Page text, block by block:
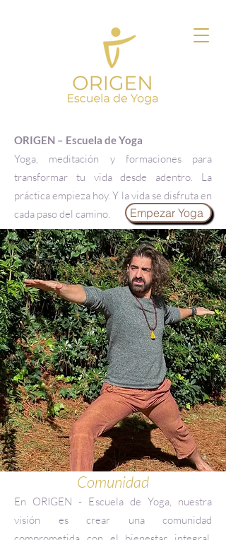
ORIGEN – Escuela de Yoga
Yoga, meditación y formaciones para
transformar tu vida desde adentro. La
práctica empieza hoy. Y la vida se disfruta en
cada paso del camino.
Empezar Yoga
Comunidad
En ORIGEN - Escuela de Yoga, nuestra
visión es crear una comunidad